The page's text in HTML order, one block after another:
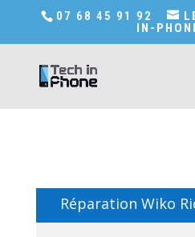
Accédez a Shop-in-tech-in-phone
07 68 45 91 92
IN-
Réparation Wiko